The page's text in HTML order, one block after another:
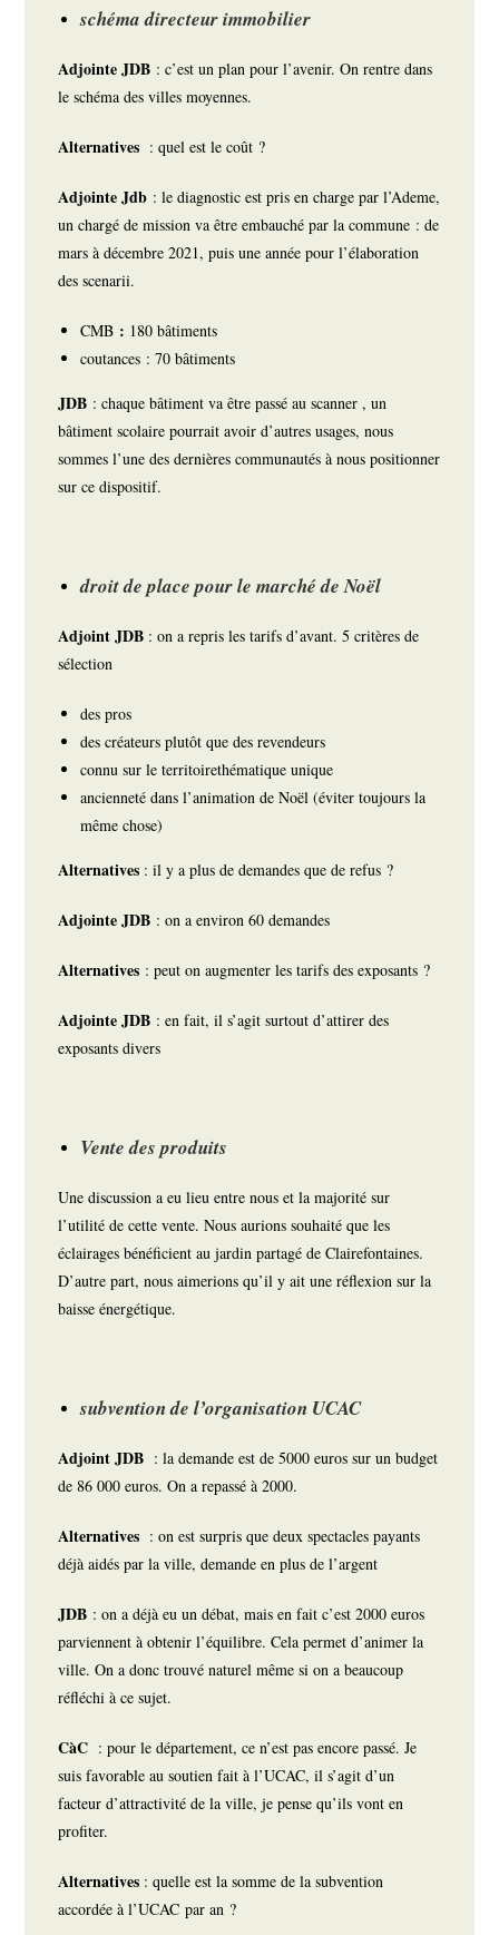
schéma directeur immobilier
Adjointe JDB : c’est un plan pour l’avenir. On rentre dans
le schéma des villes moyennes.
Alternatives : quel est le coût ?
Adjointe Jdb : le diagnostic est pris en charge par l’Ademe,
un chargé de mission va être embauché par la commune : de
mars à décembre 2021, puis une année pour l’élaboration
des scenarii.
CMB : 180 bâtiments
coutances : 70 bâtiments
JDB : chaque bâtiment va être passé au scanner , un
bâtiment scolaire pourrait avoir d’autres usages, nous
sommes l’une des dernières communautés à nous positionner
sur ce dispositif.
droit de place pour le marché de Noël
Adjoint JDB : on a repris les tarifs d’avant. 5 critères de
sélection
des pros
des créateurs plutôt que des revendeurs
connu sur le territoirethématique unique
ancienneté dans l’animation de Noël (éviter toujours la
même chose)
Alternatives : il y a plus de demandes que de refus ?
Adjointe JDB : on a environ 60 demandes
Alternatives : peut on augmenter les tarifs des exposants ?
Adjointe JDB : en fait, il s’agit surtout d’attirer des
exposants divers
Vente des produits
Une discussion a eu lieu entre nous et la majorité sur
l’utilité de cette vente. Nous aurions souhaité que les
éclairages bénéficient au jardin partagé de Clairefontaines.
D’autre part, nous aimerions qu’il y ait une réflexion sur la
baisse énergétique.
subvention de l’organisation UCAC
Adjoint JDB : la demande est de 5000 euros sur un budget
de 86 000 euros. On a repassé à 2000.
Alternatives : on est surpris que deux spectacles payants
déjà aidés par la ville, demande en plus de l’argent
JDB : on a déjà eu un débat, mais en fait c’est 2000 euros
parviennent à obtenir l’équilibre. Cela permet d’animer la
ville. On a donc trouvé naturel même si on a beaucoup
réfléchi à ce sujet.
CàC : pour le département, ce n’est pas encore passé. Je
suis favorable au soutien fait à l’UCAC, il s’agit d’un
facteur d’attractivité de la ville, je pense qu’ils vont en
profiter.
Alternatives : quelle est la somme de la subvention
accordée à l’UCAC par an ?